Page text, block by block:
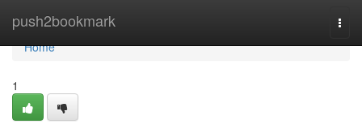
push2bookmark
Home
Home
1